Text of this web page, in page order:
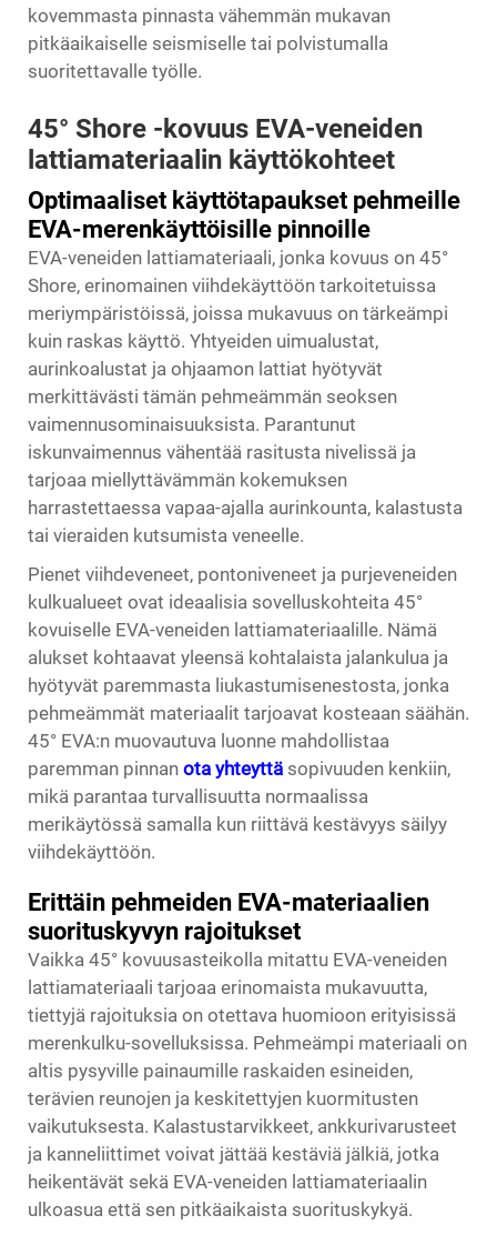
kovemmasta pinnasta vähemmän mukavan
pitkäaikaiselle seismiselle tai polvistumalla
suoritettavalle työlle.
45° Shore -kovuus EVA-veneiden
lattiamateriaalin käyttökohteet
Optimaaliset käyttötapaukset pehmeille
EVA-merenkäyttöisille pinnoille
EVA-veneiden lattiamateriaali, jonka kovuus on 45°
Shore, erinomainen viihdekäyttöön tarkoitetuissa
meriympäristöissä, joissa mukavuus on tärkeämpi
kuin raskas käyttö. Yhtyeiden uimualustat,
aurinkoalustat ja ohjaamon lattiat hyötyvät
merkittävästi tämän pehmeämmän seoksen
vaimennusominaisuuksista. Parantunut
iskunvaimennus vähentää rasitusta nivelissä ja
tarjoaa miellyttävämmän kokemuksen
harrastettaessa vapaa-ajalla aurinkounta, kalastusta
tai vieraiden kutsumista veneelle.
Pienet viihdeveneet, pontoniveneet ja purjeveneiden
kulkualueet ovat ideaalisia sovelluskohteita 45°
kovuiselle EVA-veneiden lattiamateriaalille. Nämä
alukset kohtaavat yleensä kohtalaista jalankulua ja
hyötyvät paremmasta liukastumisenestosta, jonka
pehmeämmät materiaalit tarjoavat kosteaan säähän.
45° EVA:n muovautuva luonne mahdollistaa
paremman pinnan ota yhteyttä sopivuuden kenkiin,
mikä parantaa turvallisuutta normaalissa
merikäytössä samalla kun riittävä kestävyys säilyy
viihdekäyttöön.
Erittäin pehmeiden EVA-materiaalien
suorituskyvyn rajoitukset
Vaikka 45° kovuusasteikolla mitattu EVA-veneiden
lattiamateriaali tarjoaa erinomaista mukavuutta,
tiettyjä rajoituksia on otettava huomioon erityisissä
merenkulku-sovelluksissa. Pehmeämpi materiaali on
altis pysyville painaumille raskaiden esineiden,
terävien reunojen ja keskitettyjen kuormitusten
vaikutuksesta. Kalastustarvikkeet, ankkurivarusteet
ja kanneliittimet voivat jättää kestäviä jälkiä, jotka
heikentävät sekä EVA-veneiden lattiamateriaalin
ulkoasua että sen pitkäaikaista suorituskykyä.